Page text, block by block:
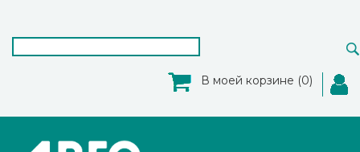
В моей корзине (0)